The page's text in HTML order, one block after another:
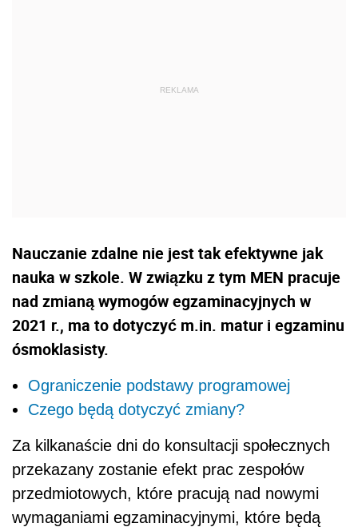
Nauczanie zdalne nie jest tak efektywne jak
nauka w szkole. W związku z tym MEN pracuje
nad zmianą wymogów egzaminacyjnych w
2021 r., ma to dotyczyć m.in. matur i egzaminu
ósmoklasisty.
Ograniczenie podstawy programowej
Czego będą dotyczyć zmiany?
Za kilkanaście dni do konsultacji społecznych
przekazany zostanie efekt prac zespołów
przedmiotowych, które pracują nad nowymi
wymaganiami egzaminacyjnymi, które będą